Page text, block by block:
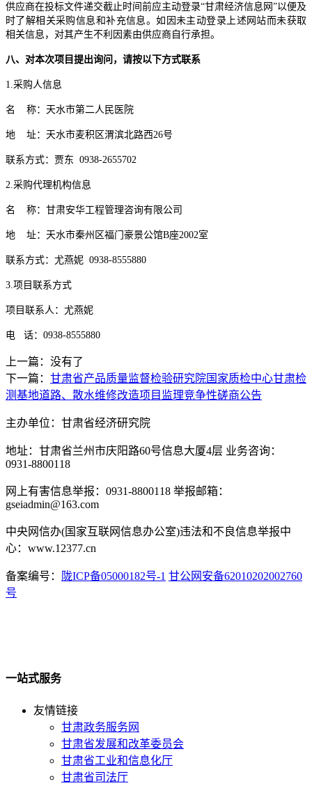
供应商在投标文件递交截止时间前应主动登录“甘肃经济信息网”以便及
时了解相关采购信息和补充信息。如因未主动登录上述网站而未获取
相关信息，对其产生不利因素由供应商自行承担。
八、对本次项目提出询问，请按以下方式联系
1.采购人信息
名 称： 天水市第二人民医院
地 址： 天水市麦积区渭滨北路西26号
联系方式： 贾东 0938-2655702
2.采购代理机构信息
名 称：甘肃安华工程管理咨询有限公司
地 址：天水市秦州区福门豪景公馆B座2002室
联系方式： 尤燕妮 0938-8555880
3.项目联系方式
项目联系人： 尤燕妮
电 话： 0938-8555880
上一篇：没有了
下一篇： 甘肃省产品质量监督检验研究院国家质检中心甘肃检
测基地道路、散水维修改造项目监理竞争性磋商公告
主办单位：甘肃省经济研究院
地址：甘肃省兰州市庆阳路60号信息大厦4层 业务咨询：
0931-8800118
网上有害信息举报：0931-8800118 举报邮箱：
gseiadmin@163.com
中央网信办(国家互联网信息办公室)违法和不良信息举报中
心：www.12377.cn
备案编号： 陇ICP备05000182号-1 甘公网安备62010202002760
号
一站式服务
友情链接
甘肃政务服务网
甘肃省发展和改革委员会
甘肃省工业和信息化厅
甘肃省司法厅